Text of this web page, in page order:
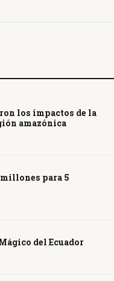
los impactos de la
amazónica
para 5
del Ecuador